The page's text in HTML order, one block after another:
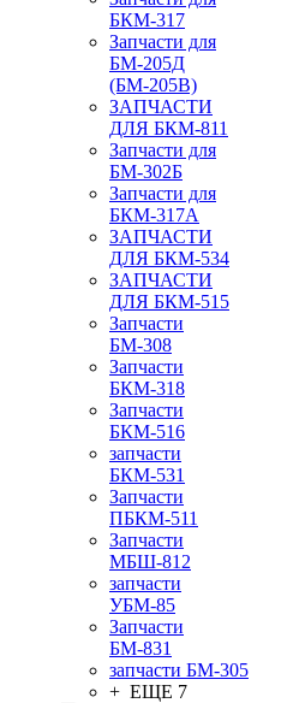
БКМ-317
Запчасти для
БМ-205Д
(БМ-205В)
ЗАПЧАСТИ
ДЛЯ БКМ-811
Запчасти для
БМ-302Б
Запчасти для
БКМ-317А
ЗАПЧАСТИ
ДЛЯ БКМ-534
ЗАПЧАСТИ
ДЛЯ БКМ-515
Запчасти
БМ-308
Запчасти
БКМ-318
Запчасти
БКМ-516
запчасти
БКМ-531
Запчасти
ПБКМ-511
Запчасти
МБШ-812
запчасти
УБМ-85
Запчасти
БМ-831
запчасти БМ-305
+ ЕЩЕ 7